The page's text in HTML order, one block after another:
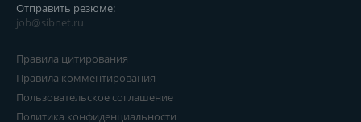
Отправить резюме:
job@sibnet.ru
Правила цитирования
Правила комментирования
Пользовательское соглашение
Политика конфиденциальности